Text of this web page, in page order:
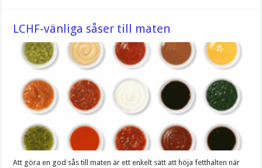
LCHF-vänliga såser till maten
Att göra en god sås till maten är ett enkelt sätt att höja fetthalten när